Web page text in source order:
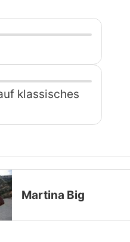
klassisches
Martina Big